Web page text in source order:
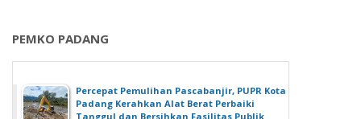
PEMKO PADANG
Percepat Pemulihan Pascabanjir, PUPR Kota
Padang Kerahkan Alat Berat Perbaiki
Tanggul dan Bersihkan Fasilitas Publik